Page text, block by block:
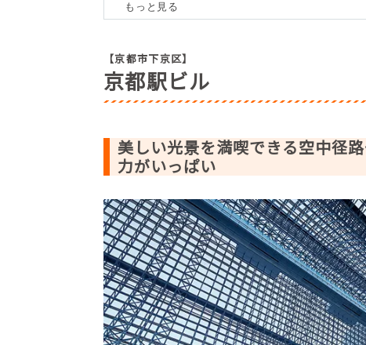
京都国立近代美術館【京都市左京区】
月桂冠大倉記念館【京都市伏見区】
キザクラカッパカントリー【京都市伏見区
道の駅スプリングスひよし ひよし温泉
【京都市下京区】
京都駅ビル
美しい光景を満喫できる空中径
力がいっぱい